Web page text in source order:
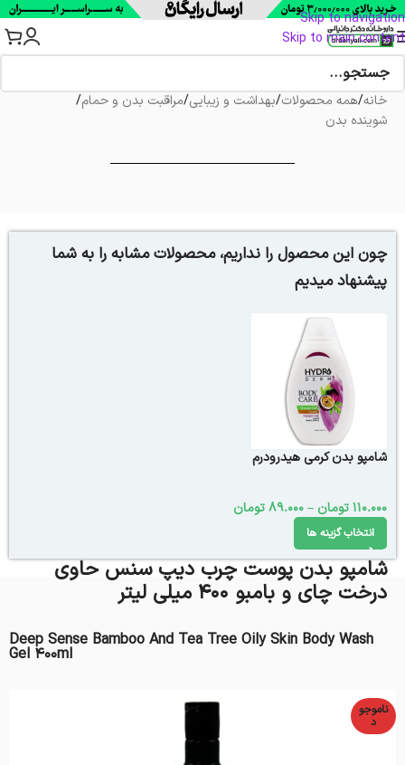
Skip to navigation
Skip to main content
خانه/همه محصولات/بهداشت و زیبایی/مراقبت بدن و حمام/
شوینده بدن
چون این محصول را نداریم، محصولات مشابه را به شما
پیشنهاد میدیم
شامپو بدن کرمی هیدرودرم
110.000تومان –
89.000تومان
انتخاب گزینه ها
شامپو بدن پوست چرب دیپ سنس حاوی
درخت چای و بامبو 400 میلی لیتر
Deep Sense Bamboo And Tea Tree Oily Skin Body Wash
Gel 400ml
ناموجو
د